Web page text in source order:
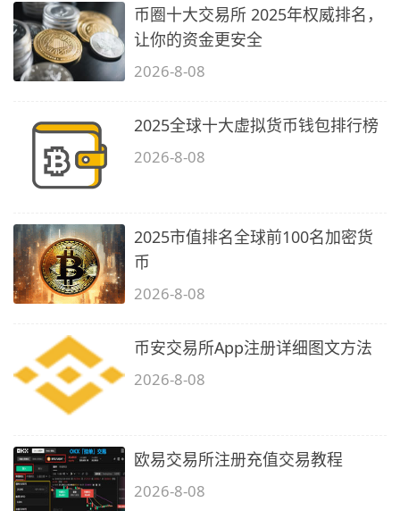
币圈十大交易所 2025年权威排名，
让你的资金更安全
2026-8-08
2025全球十大虚拟货币钱包排行榜
2026-8-08
2025市值排名全球前100名加密货
币
2026-8-08
币安交易所App注册详细图文方法
2026-8-08
欧易交易所注册充值交易教程
2026-8-08